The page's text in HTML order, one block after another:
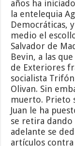
años ha
la entelequia
Democráticas,
medio el
Salvador de
Bevin, a las
de Exteriores
socialista
Olivan. Sin
muerto. Prieto
Juan le ha
se retira dando
adelante se
artículos contra